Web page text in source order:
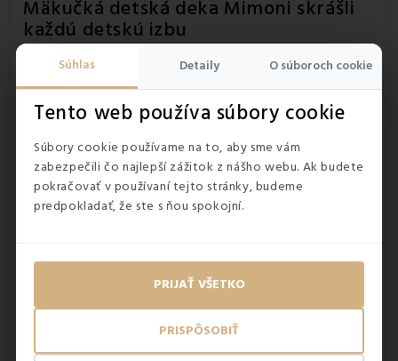
Súhlas Detaily O súboroch cookie
Tento web používa súbory cookie
Súbory cookie používame na to, aby sme vám
zabezpečili čo najlepší zážitok z nášho webu. Ak budete
pokračovať v používaní tejto stránky, budeme
predpokladať, že ste s ňou spokojní.
PRISPÔSOBIŤ
PRIJAŤ VŠETKO
Mäkučká detská deka Mimoni skrášli
každú detskú izbu
s detským motívom
roztomilých Mimoňov sa teší
veľkej obľube u fanúšikov tejto rozprávky. Príjemný a
jemný materiálje vhodný pre citlivú pokožku vášho
dieťaťa.Krásne sýte farbynevyblednú ani po mnohých
praniach. Rozmer deky 130x170 cm je dosť veľký na to, aby
sa do nej vaša ratolesť zababušila, no oceníte ju aj ako
prehoz na posteľ. Fleecová deka Mimoni je ideálnym a
praktickýmdarčekomna rôznu príležitosť.